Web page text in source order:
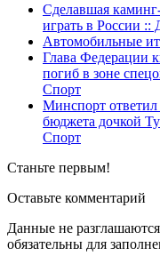
Сделавшая
играть в России
Автомобильные
Глава Федерации
погиб в зоне
Спорт
Минспорт
бюджета дочкой
Спорт
Станьте первым!
Оставьте комментарий
Данные не
обязательны для